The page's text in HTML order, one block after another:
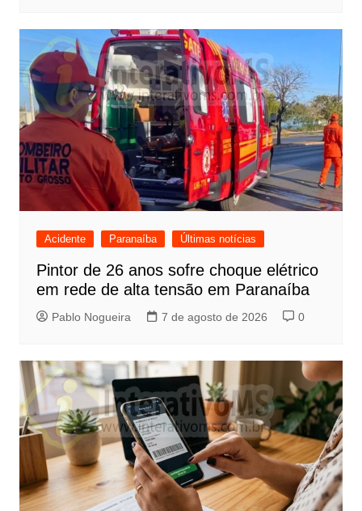
Acidente Paranaíba Últimas notícias
Pintor de 26 anos sofre choque elétrico
em rede de alta tensão em Paranaíba
Pablo Nogueira 7 de agosto de 2026 0